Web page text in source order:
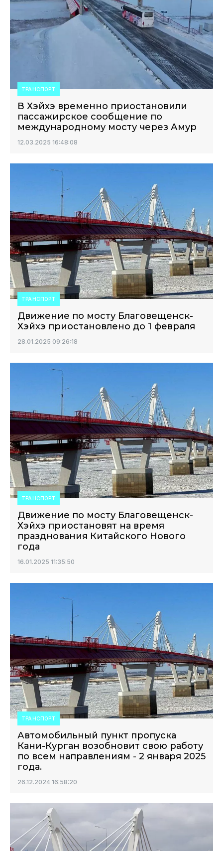
ТРАНСПОРТ
В Хэйхэ временно приостановили
пассажирское сообщение по
международному мосту через Амур
12.03.2025 16:48:08
ТРАНСПОРТ
Движение по мосту Благовещенск-
Хэйхэ приостановлено до 1 февраля
28.01.2025 09:26:18
ТРАНСПОРТ
Движение по мосту Благовещенск-
Хэйхэ приостановят на время
празднования Китайского Нового
года
16.01.2025 11:35:50
ТРАНСПОРТ
Автомобильный пункт пропуска
Кани-Курган возобновит свою работу
по всем направлениям - 2 января 2025
года.
26.12.2024 16:58:20